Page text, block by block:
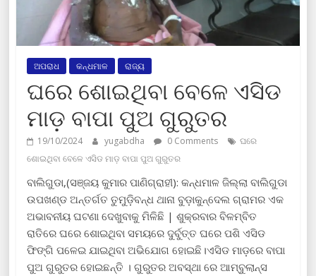
ଅପରାଧ କନ୍ଧମାଳ ରାଜ୍ୟ
ଘରେ ଶୋଇଥିବା ବେଳେ ଏସିଡ
ମାଡ଼ ବାପା ପୁଅ ଗୁରୁତର
19/10/2024 yugabdha 0 Comments
ଘରେ
ଶୋଇଥିବା ବେଳେ ଏସିଡ ମାଡ଼ ବାପା ପୁଅ ଗୁରୁତର
ବାଲିଗୁଡା,(ସଞ୍ଜୟ କୁମାର ପାଣିଗ୍ରାହୀ): କନ୍ଧମାଳ ଜିଲ୍ଲା ବାଲିଗୁଡା
ଉପଖଣ୍ଡ ଅନ୍ତର୍ଗତ ତୁମୁଡ଼ିବନ୍ଧ ଥାନା ବୁଡ଼ାକୁନ୍ଦେଲ ଗ୍ରାମର ଏକ
ଅଭାବନୀୟ ଘଟଣା ଦେଖୁବାକୁ ମିଳିଛି | ଶୁକ୍ରବାର ବିଳମ୍ବିତ
ରାତିରେ ଘରେ ଶୋଇଥିବା ସମୟରେ ଦୁର୍ବୁତ୍ତ ଘରେ ପଶି ଏସିଡ
ଫିଙ୍ଗି ପଳେଇ ଯାଇଥିବା ଅଭିଯୋଗ ହୋଇଛି।ଏସିଡ ମାଡ଼ରେ ବାପା
ପୁଅ ଗୁରୁତର ହୋଇଛନ୍ତି । ଗୁରୁତର ଅବସ୍ଥା ରେ ଆମ୍ବୁଲାନ୍ସ